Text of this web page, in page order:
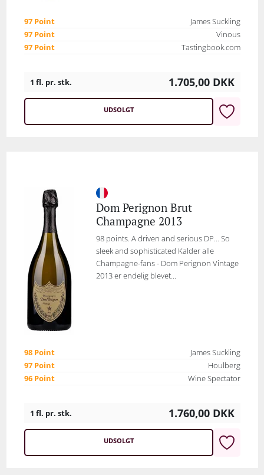
97 Point
James Suckling
97 Point
Vinous
97 Point
Tastingbook.com
1 fl. pr. stk. 1.705,00 DKK
UDSOLGT
Dom Perignon Brut
Champagne 2013
98 points. A driven and serious DP… So
sleek and sophisticated Kalder alle
Champagne-fans - Dom Perignon Vintage
2013 er endelig blevet...
98 Point
James Suckling
97 Point
Houlberg
96 Point
Wine Spectator
1 fl. pr. stk. 1.760,00 DKK
UDSOLGT